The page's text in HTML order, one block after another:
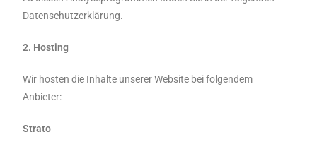
Datenschutzerklärung.
2. Hosting
Wir hosten die Inhalte unserer Website bei folgendem
Anbieter:
Strato